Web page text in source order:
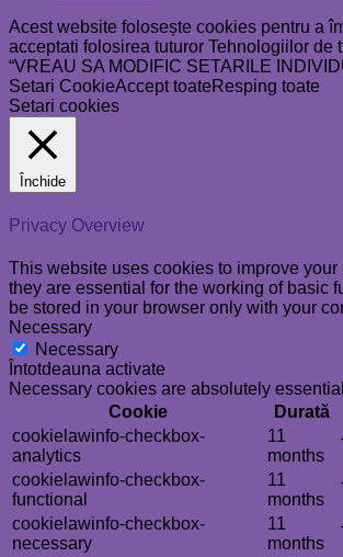
Acest website folosește cookies pentru a
acceptati folosirea tuturor Tehnologiilor
“VREAU SA MODIFIC SETARILE
Setari CookieAccept toateResping toate
Setari cookies
Închide
Privacy Overview
This website uses cookies to improve
they are essential for the working of basic
be stored in your browser only with your
Necessary
Necessary
Întotdeauna activate
Necessary cookies are absolutely
Cookie
Durată
cookielawinfo-checkbox-
analytics
11
months
cookielawinfo-checkbox-
functional
11
months
cookielawinfo-checkbox-
necessary
11
months